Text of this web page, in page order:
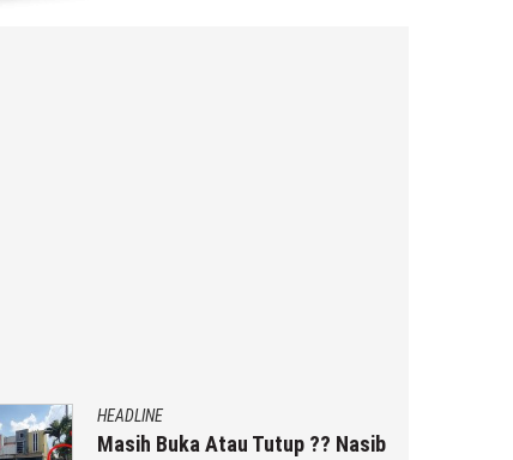
HEADLINE
Masih Buka Atau Tutup ?? Nasib